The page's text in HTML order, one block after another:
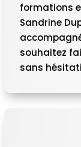
formations
Sandrine
souhaitez
sans